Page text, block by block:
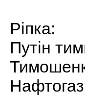
Ріпка:
Путін